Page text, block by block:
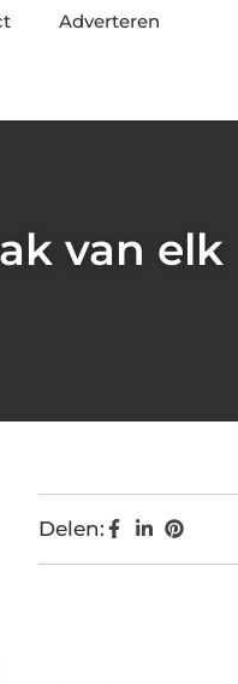
Adverteren
van elk
Delen: